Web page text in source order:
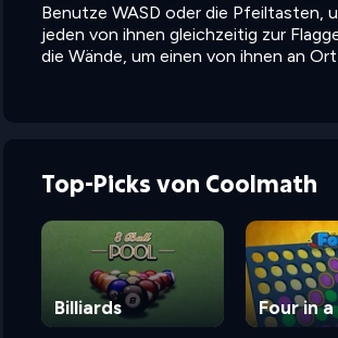
Benutze WASD oder die Pfeiltasten,
jeden von ihnen gleichzeitig zur
die Wände, um einen von ihnen an
Top-Picks von Coolmath
Billiards Four in a